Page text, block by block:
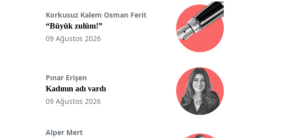
Korkusuz Kalem Osman Ferit
“Büyük zulüm!”
09 Ağustos 2026
Pınar Erişen
Kadının adı vardı
09 Ağustos 2026
Alper Mert